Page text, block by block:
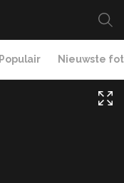
Populair Nieuwste